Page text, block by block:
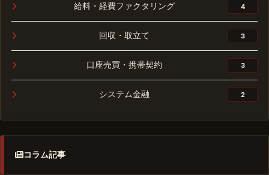
給料・経費ファクタリング 4
回収・取立て 3
口座売買・携帯契約 3
システム金融 2
コラム記事